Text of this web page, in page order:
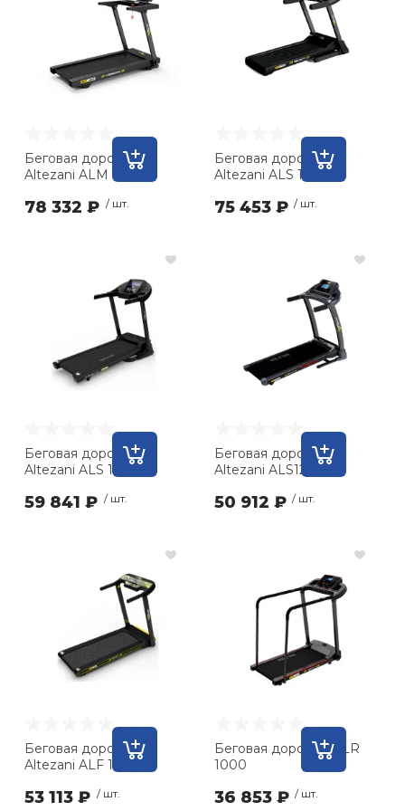
Ролики для
Утяжелители
Эспандеры и
Аксессуары
йоги
Медболы
Беговая дорожка
Altezani ALM 1300
78 332 ₽ / шт.
Беговая дорожка
Altezani ALS 1410
75 453 ₽ / шт.
Беговая дорожка
Altezani ALS 1210
59 841 ₽ / шт.
Беговая дорожка
Altezani ALS1200 A
50 912 ₽ / шт.
Беговая дорожка
Altezani ALF 1500
53 113 ₽ / шт.
Беговая дорожка ALR
1000
36 853 ₽ / шт.